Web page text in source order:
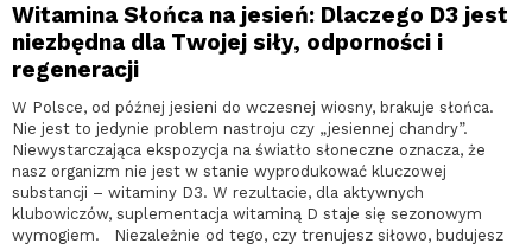
Witamina Słońca na jesień: Dlaczego D3 jest
niezbędna dla Twojej siły, odporności i
regeneracji
W Polsce, od późnej jesieni do wczesnej wiosny, brakuje słońca.
Nie jest to jedynie problem nastroju czy „jesiennej chandry”.
Niewystarczająca ekspozycja na światło słoneczne oznacza, że
nasz organizm nie jest w stanie wyprodukować kluczowej
substancji – witaminy D3. W rezultacie, dla aktywnych
klubowiczów, suplementacja witaminą D staje się sezonowym
wymogiem. Niezależnie od tego, czy trenujesz siłowo, budujesz